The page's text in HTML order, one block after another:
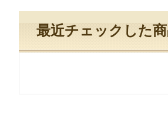
最近チェックした